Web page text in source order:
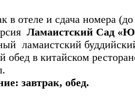
в отеле и сдача номера
Ламаистский Сад
ламаистский
обед в китайском
завтрак, обед.